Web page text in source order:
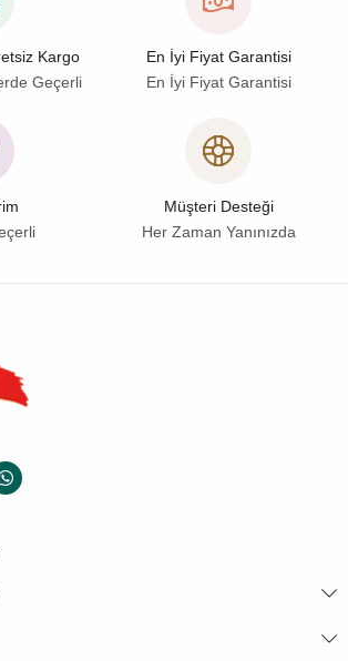
Kargo
Geçerli
En İyi Fiyat Garantisi
En İyi Fiyat Garantisi
Müşteri Desteği
Her Zaman Yanınızda